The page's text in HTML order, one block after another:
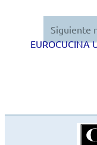
Siguiente
EUROCUCINA